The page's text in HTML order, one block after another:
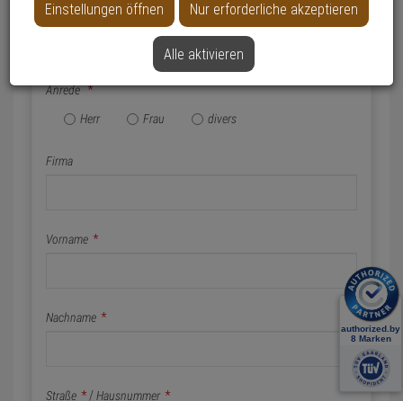
Name & Anschrift
Anrede *
Herr
Frau divers
Firma
Vorname *
Nachname *
Straße * /Hausnummer *
Einstellungen öffnen Nur erforderliche akzeptieren
Alle aktivieren